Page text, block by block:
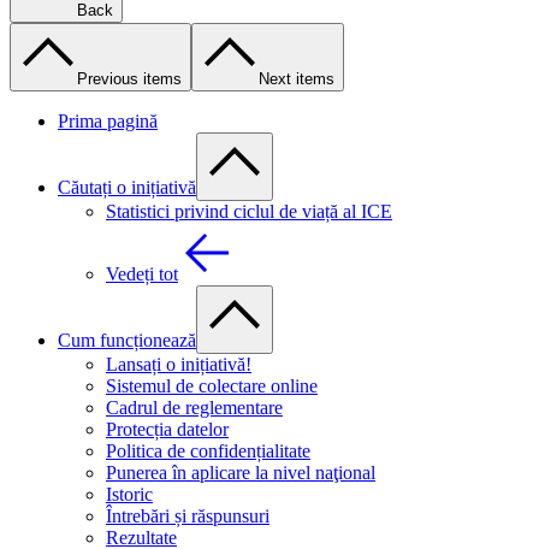
Back
Previous items Next items
Prima pagină
Căutați o inițiativă
Statistici privind ciclul de viață al ICE
Vedeți tot
Cum funcționează
Lansați o inițiativă!
Sistemul de colectare online
Cadrul de reglementare
Protecția datelor
Politica de confidențialitate
Punerea în aplicare la nivel naţional
Istoric
Întrebări și răspunsuri
Rezultate